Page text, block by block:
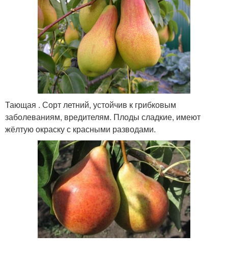
Тающая . Сорт летний, устойчив к грибковым
заболеваниям, вредителям. Плоды сладкие, имеют
жёлтую окраску с красными разводами.